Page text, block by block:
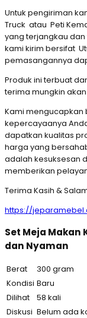
Untuk pengiriman
Truck atau Peti
yang terjangkau
kami kirim bersifat
pemasangannya
Produk ini terbuat
terima mungkin
Kami mengucapkan
kepercayaanya
dapatkan kualitas
harga yang
adalah kesuksesan
memberikan
Terima Kasih &
https://
Set Meja Makan
dan Nyaman
Berat
300 gram
Kondisi Baru
Dilihat
58 kali
Diskusi Belum ada